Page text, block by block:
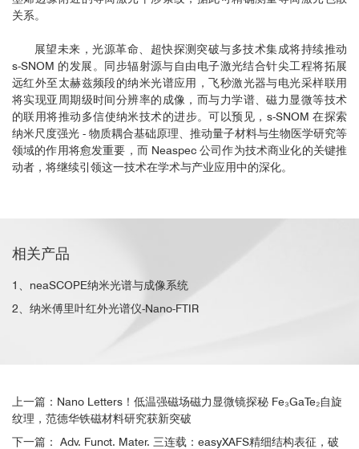
关系。
展望未来，光源革命、超快探测突破与多技术集成将持续推动
s-SNOM 的发展。同步辐射源与自由电子激光结合针尖工程将拓展
远红外至太赫兹频段的纳米光谱应用，飞秒激光器与电光采样联用
将实现亚周期级时间分辨率的成像，而与力学谱、磁力显微等技术
的联用将推动多信使纳米技术的进步。可以预见，s-SNOM 在探索
纳米尺度强光 - 物质耦合基础原理、推动量子材料与生物医学研究等
领域的作用将愈发重要，而 Neaspec 公司作为技术商业化的关键推
动者，将继续引领这一技术在学术与产业应用中的深化。
相关产品
1、neaSCOPE纳米光谱与成像系统
2、纳米傅里叶红外光谱仪-Nano-FTIR
上一篇：Nano Letters！低温强磁场磁力显微镜探秘 Fe₃GaTe₂自旋
纹理，范德华铁磁材料研究获新突破
下一篇： Adv. Funct. Mater. 三连载：easyXAFS精细结构表征，破